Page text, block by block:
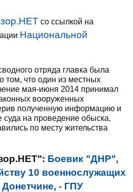
со ссылкой на
Национальной
отряда главка была
том, что один из местных
мая-июня 2014 принимал
вооруженных
полученную информацию и
суда на проведение обыска,
по месту жительства
Боевик "ДНР",
10 военнослужащих
- ГПУ